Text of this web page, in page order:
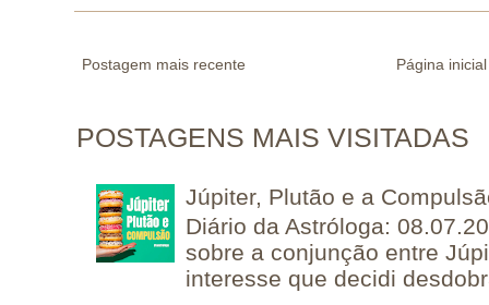
Postagem mais recente Página inicial
POSTAGENS MAIS VISITADAS
Júpiter, Plutão e a
Diário da Astróloga:
sobre a conjunção entre
interesse que decidi